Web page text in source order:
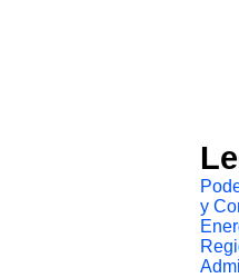
y